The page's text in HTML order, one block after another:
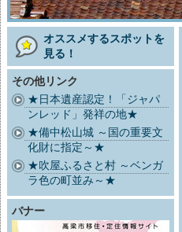
オススメするスポットを
見る！
その他リンク
★日本遺産認定！「ジャパ
ンレッド」発祥の地★
★備中松山城 ～国の重要文
化財に指定～★
★吹屋ふるさと村 ～ベンガ
ラ色の町並み～★
バナー